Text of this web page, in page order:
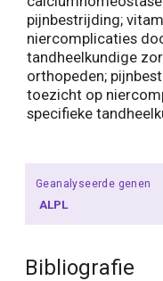
pijnbestrijding;
niercomplicaties
tandheelkundige
orthopeden;
toezicht op
specifieke
Geanalyseerde genen
ALPL
Bibliografie